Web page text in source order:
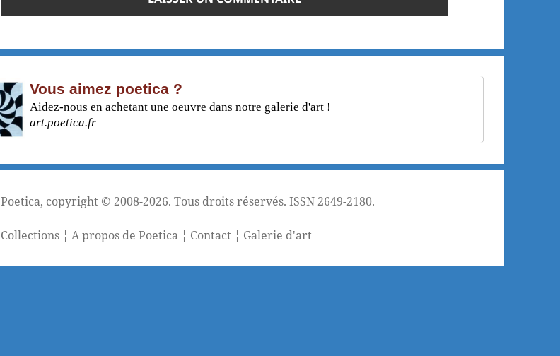
Vous aimez poetica ?
Aidez-nous en achetant une oeuvre dans notre galerie d'art !
art.poetica.fr
Poetica, copyright © 2008-2026. Tous droits réservés. ISSN 2649-2180.
Collections ¦A propos de Poetica ¦ Contact ¦ Galerie d'art